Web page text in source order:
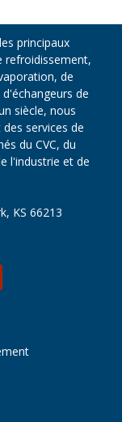
principaux
refroidissement,
de
de
siècle, nous
services de
du CVC, du
l'industrie et de
KS 66213